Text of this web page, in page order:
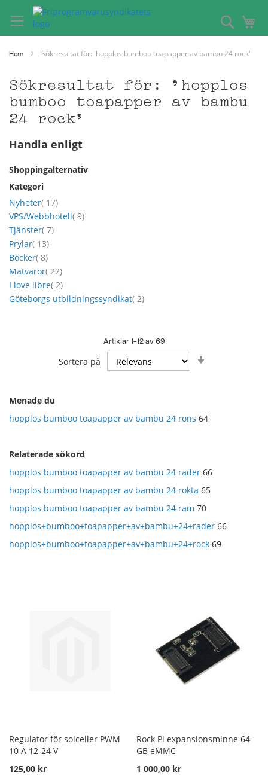
Hoppa
till
innehållet
Sök
Hem Sökresultat för: 'hopplos bumboo toapapper av bambu 24 rock'
Sökresultat för: 'hopplos
bumboo toapapper av bambu
24 rock'
Artiklar 1-12av 69
Sortera på
Menade du
hopplos bumboo toapapper av bambu 24 rons 64
Relaterade sökord
hopplos bumboo toapapper av bambu 24 rader 66
hopplos bumboo toapapper av bambu 24 rokta 65
hopplos bumboo toapapper av bambu 24 ram 70
hopplos+bumboo+toapapper+av+bambu+24+rader 66
hopplos+bumboo+toapapper+av+bambu+24+rock 69
Regulator för solceller PWM
10 A 12-24 V
125,00 kr
Rock Pi expansionsminne 64
GB eMMC
1 000,00 kr
Handla enligt
Shoppingalternativ
Kategori
Nyheter 17artikel
VPS/Webbhotell 9artikel
Tjänster 7artikel
Prylar 13artikel
Böcker 8artikel
Matvaror 22artikel
I love libre 2artikel
Göteborgs utbildningssyndikat 2artikel